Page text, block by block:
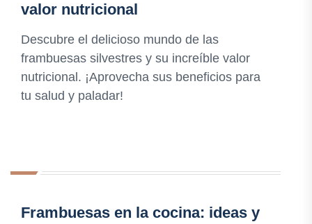
valor nutricional
Descubre el delicioso mundo de las
frambuesas silvestres y su increíble valor
nutricional. ¡Aprovecha sus beneficios para
tu salud y paladar!
Frambuesas en la cocina: ideas y